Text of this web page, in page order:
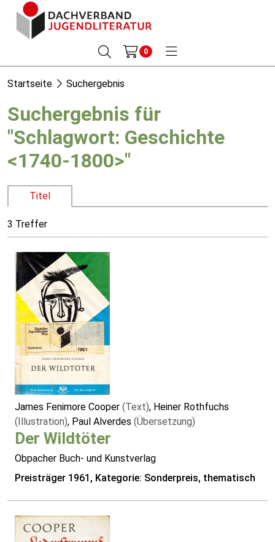
0
Startseite Suchergebnis
Suchergebnis für
"Schlagwort: Geschichte
<1740-1800>"
Titel
3 Treffer
James Fenimore Cooper (Text), Heiner Rothfuchs
(Illustration), Paul Alverdes (Übersetzung)
Der Wildtöter
Obpacher Buch- und Kunstverlag
Preisträger 1961, Kategorie: Sonderpreis, thematisch